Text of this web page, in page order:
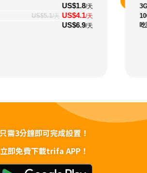
US$1.8/天
US$5.1/天 US$4.1/天
US$6.9/天
吃
只需3分鐘即可完成設置！
立即免費下載trifa APP！